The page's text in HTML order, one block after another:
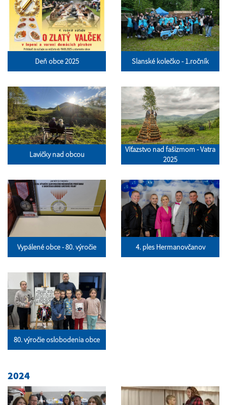
Deň obce 2025 Slanské kolečko - 1.ročník
Lavičky nad obcou
Víťazstvo nad fašizmom - Vatra
2025
Vypálené obce - 80. výročie 4. ples Hermanovčanov
80. výročie oslobodenia obce
2024